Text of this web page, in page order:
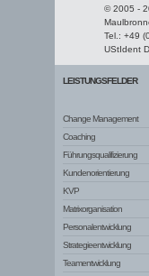
© 2005 -
Tel.: +49
UStIdent
LEISTUNGSFELDER
Change Management
Coaching
Führungsqualifizierung
Kundenorientierung
KVP
Matrixorganisation
Personalentwicklung
Strategieentwicklung
Teamentwicklung